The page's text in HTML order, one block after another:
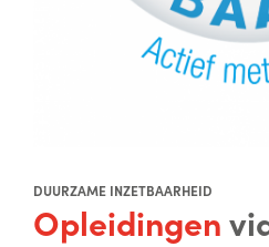
DUURZAME INZETBAARHEID
Opleidingen